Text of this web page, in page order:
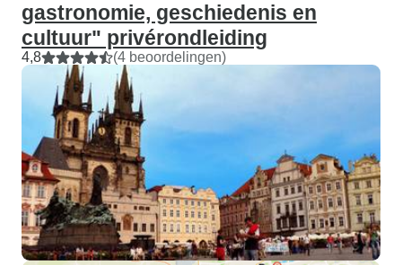
gastronomie, geschiedenis en
cultuur" privérondleiding
4,8 (4 beoordelingen)